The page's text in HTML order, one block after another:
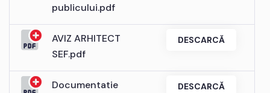
publicului.pdf
AVIZ ARHITECT
SEF.pdf
DESCARCĂ
Documentatie
DESCARCĂ